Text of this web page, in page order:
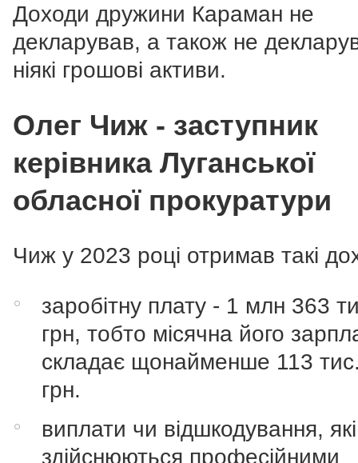
Доходи дружини Караман не
декларував, а також не
ніякі грошові активи.
Олег Чиж - заступник
керівника Луганської
обласної прокуратури
Чиж у 2023 році отримав такі
заробітну плату - 1 млн 363
грн, тобто місячна його
складає щонайменше 113
грн.
виплати чи відшкодування, які
здійснюються професійними